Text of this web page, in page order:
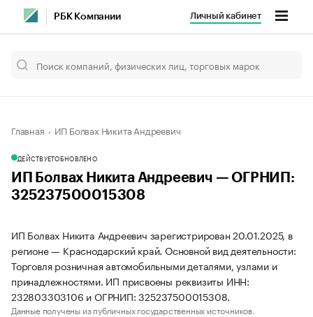
РБК Компании Личный кабинет
Главная ИП Болвах Никита Андреевич
ДЕЙСТВУЕТОБНОВЛЕНО
ИП Болвах Никита Андреевич — ОГРНИП:
325237500015308
ИП Болвах Никита Андреевич зарегистрирован 20.01.2025, в
регионе — Краснодарский край. Основной вид деятельности:
Торговля розничная автомобильными деталями, узлами и
принадлежностями. ИП присвоены реквизиты ИНН:
232803303106 и ОГРНИП: 325237500015308.
Данные получены из публичных государственных источников.